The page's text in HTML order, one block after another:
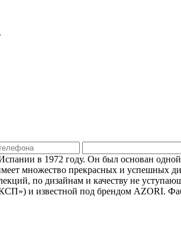
в 1972 году. Он был основан
множество прекрасных и успешных
по дизайнам и качеству не
и известной под брендом AZORI.